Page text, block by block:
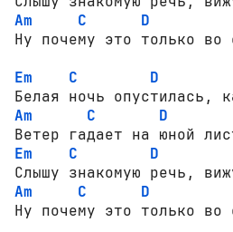
Am
C D
Em
C D
Am
C D
Em
C D
Am
C D
Ну почему это только во